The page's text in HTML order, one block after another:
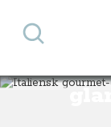
Søg
Destinationer Europa